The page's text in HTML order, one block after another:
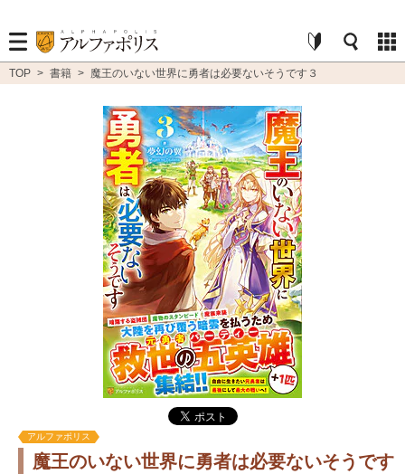
TOP > 書籍 > 魔王のいない世界に勇者は必要ないそうです３
アルファポリス
魔王のいない世界に勇者は必要ないそうです